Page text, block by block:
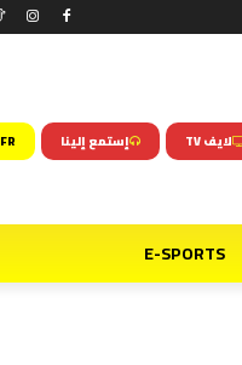
لايف TV إستمع إلينا FR
E-SPORTS